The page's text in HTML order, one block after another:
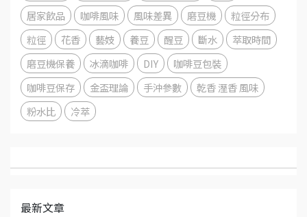
居家飲品
咖啡風味 風味差異 磨豆機
粒徑分布
粒徑
花香 藝妓 養豆 醒豆 斷水
萃取時間
磨豆機保養
冰滴咖啡 DIY
咖啡豆包裝
咖啡豆保存
金盃理論 手沖參數
乾香 溼香 風味
粉水比
冷萃
最新文章